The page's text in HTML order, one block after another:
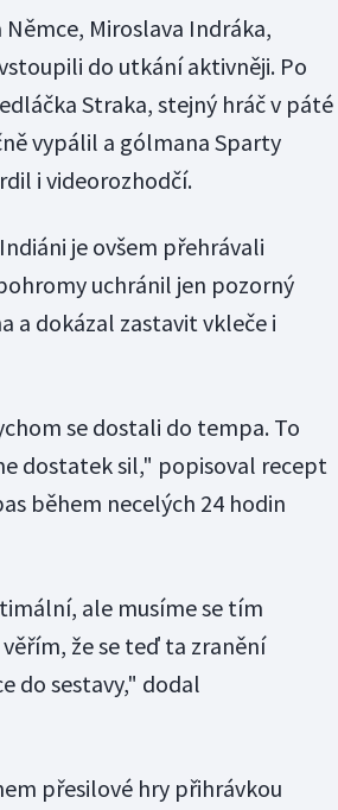
Miroslava Indráka,
do utkání aktivněji. Po
Straka, stejný hráč v páté
vypálil a gólmana Sparty
i videorozhodčí.
je ovšem přehrávali
uchránil jen pozorný
a dokázal zastavit vkleče i
se dostali do tempa. To
dostatek sil," popisoval recept
během necelých 24 hodin
ale musíme se tím
že se teď ta zranění
do sestavy," dodal
přesilové hry přihrávkou